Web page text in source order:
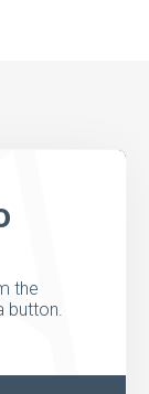
the
button.